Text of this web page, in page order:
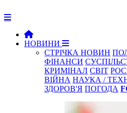
НОВИНИ
СТРІЧКА НОВИН
ФІНАНСИ
КРИМІНАЛ СВІТ
ВІЙНА НАУКА /
ЗДОРОВ'Я ПОГОДА